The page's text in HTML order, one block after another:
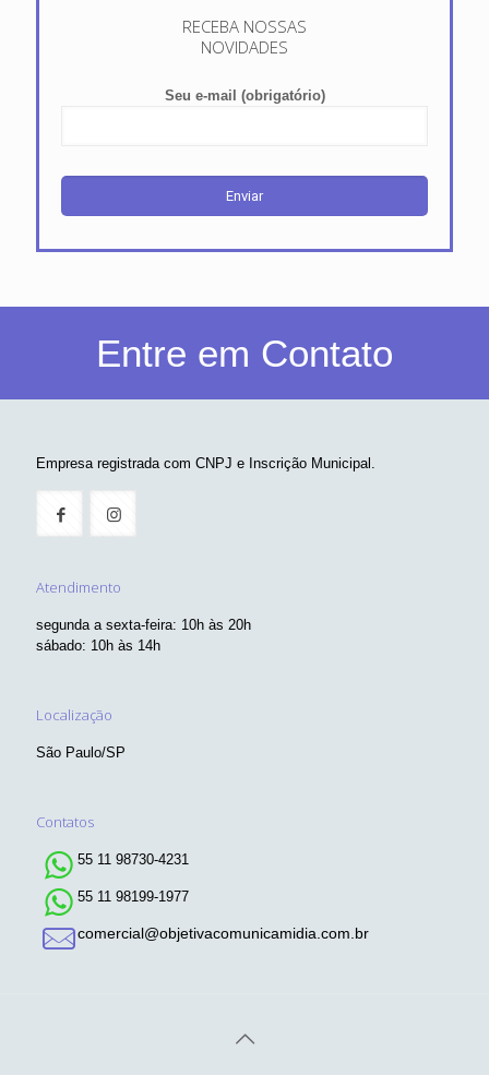
RECEBA NOSSAS
NOVIDADES
Seu e-mail (obrigatório)
Entre em Contato
Empresa registrada com CNPJ e Inscrição Municipal.
Atendimento
segunda a sexta-feira: 10h às 20h
sábado: 10h às 14h
Localização
São Paulo/SP
Contatos
55 11 98730-4231
55 11 98199-1977
comercial@objetivacomunicamidia.com.br